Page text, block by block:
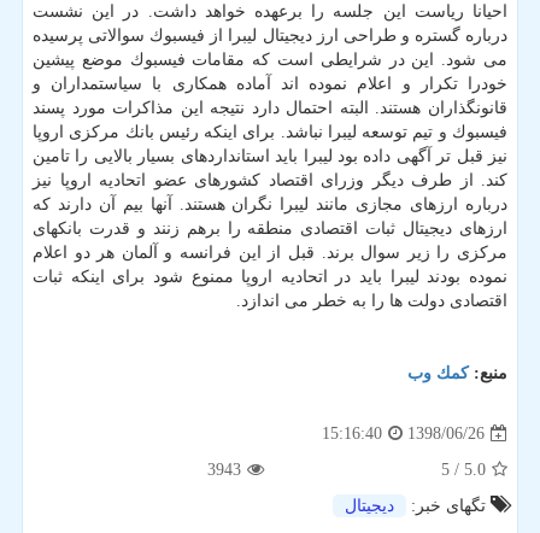
احیانا ریاست این جلسه را برعهده خواهد داشت. در این نشست
درباره گستره و طراحی ارز دیجیتال لیبرا از فیسبوك سوالاتی پرسیده
می شود. این در شرایطی است كه مقامات فیسبوك موضع پیشین
خودرا تكرار و اعلام نموده اند آماده همكاری با سیاستمداران و
قانونگذاران هستند. البته احتمال دارد نتیجه این مذاكرات مورد پسند
فیسبوك و تیم توسعه لیبرا نباشد. برای اینكه رئیس بانك مركزی اروپا
نیز قبل تر آگهی داده بود لیبرا باید استانداردهای بسیار بالایی را تامین
كند. از طرف دیگر وزرای اقتصاد كشورهای عضو اتحادیه اروپا نیز
درباره ارزهای مجازی مانند لیبرا نگران هستند. آنها بیم آن دارند كه
ارزهای دیجیتال ثبات اقتصادی منطقه را برهم زنند و قدرت بانكهای
مركزی را زیر سوال برند. قبل از این فرانسه و آلمان هر دو اعلام
نموده بودند لیبرا باید در اتحادیه اروپا ممنوع شود برای اینكه ثبات
اقتصادی دولت ها را به خطر می اندازد.
منبع:كمك وب
1398/06/26
15:16:40
5.0
/ 5
3943
تگهای خبر:
دیجیتال